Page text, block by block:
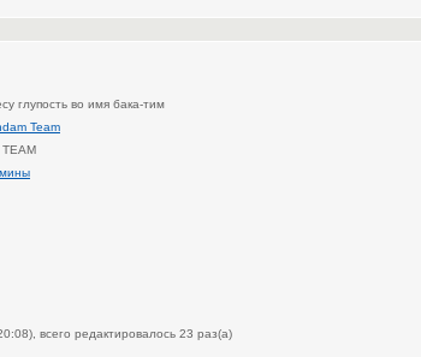
глупость во имя бака-тим
Team
TEAM
всего редактировалось 23 раз(а)